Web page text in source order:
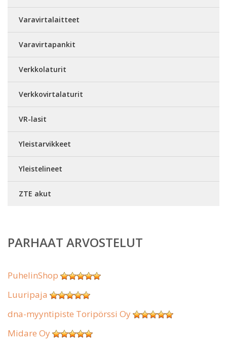
Varavirtalaitteet
Varavirtapankit
Verkkolaturit
Verkkovirtalaturit
VR-lasit
Yleistarvikkeet
Yleistelineet
ZTE akut
PARHAAT ARVOSTELUT
PuhelinShop
Luuripaja
dna-myyntipiste Toripörssi Oy
Midare Oy